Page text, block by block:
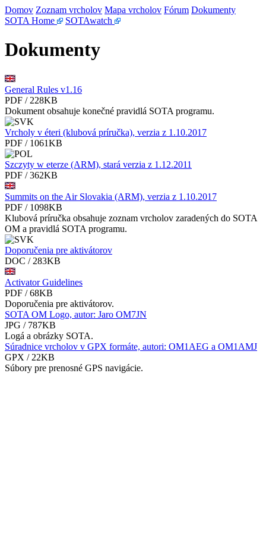
Domov Zoznam vrcholov Mapa vrcholov Fórum Dokumenty
SOTA Home
SOTAwatch
Dokumenty
General Rules v1.16
PDF / 228KB
Dokument obsahuje konečné pravidlá SOTA programu.
Vrcholy v éteri (klubová príručka), verzia z 1.10.2017
PDF / 1061KB
Szczyty w eterze (ARM), stará verzia z 1.12.2011
PDF / 362KB
Summits on the Air Slovakia (ARM), verzia z 1.10.2017
PDF / 1098KB
Klubová príručka obsahuje zoznam vrcholov zaradených do SOTA
OM a pravidlá SOTA programu.
Doporučenia pre aktivátorov
DOC / 283KB
Activator Guidelines
PDF / 68KB
Doporučenia pre aktivátorov.
SOTA OM Logo, autor: Jaro OM7JN
JPG / 787KB
Logá a obrázky SOTA.
Súradnice vrcholov v GPX formáte, autori: OM1AEG a OM1AMJ
GPX / 22KB
Súbory pre prenosné GPS navigácie.